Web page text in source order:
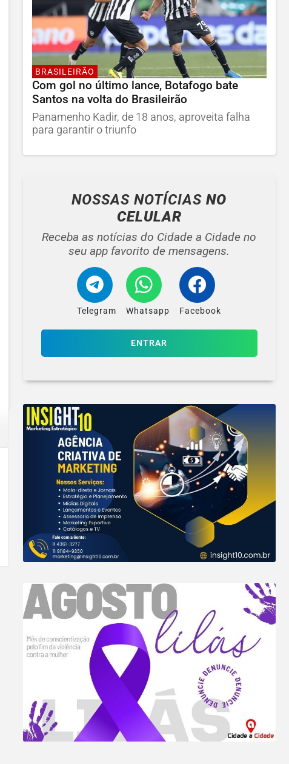
BRASILEIRÃO
Com gol no último lance, Botafogo bate
Santos na volta do Brasileirão
Panamenho Kadir, de 18 anos, aproveita falha
para garantir o triunfo
NOSSAS NOTÍCIASNO
CELULAR
Receba as notícias do Cidade a Cidade no
seu app favorito de mensagens.
Telegram Whatsapp Facebook
ENTRAR